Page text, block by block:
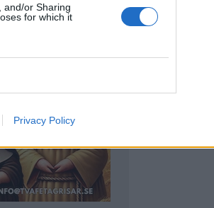
and/or Sharing
for which it
Privacy Policy
person.